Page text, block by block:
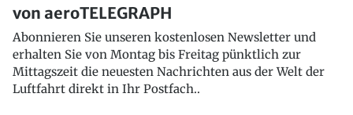
von aeroTELEGRAPH
Abonnieren Sie unseren kostenlosen Newsletter und
erhalten Sie von Montag bis Freitag pünktlich zur
Mittagszeit die neuesten Nachrichten aus der Welt der
Luftfahrt direkt in Ihr Postfach..